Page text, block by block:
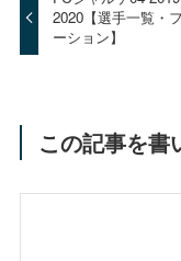
2020【選手一覧・
ーション】
この記事を書